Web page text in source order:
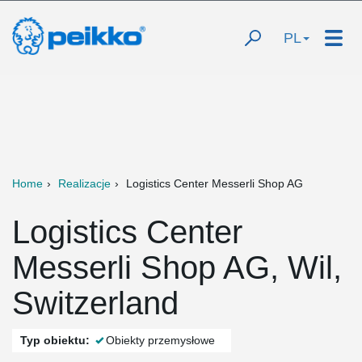
PL
Home Realizacje Logistics Center Messerli Shop AG
Logistics Center
Messerli Shop AG, Wil,
Switzerland
Typ obiektu: Obiekty przemysłowe